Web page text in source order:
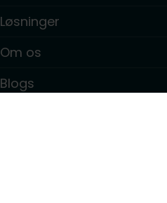
Løsninger
Om os
Blogs